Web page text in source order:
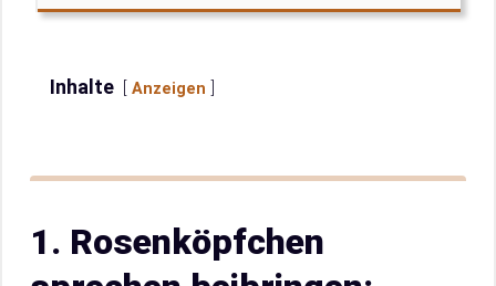
Inhalte Anzeigen
1. Rosenköpfchen